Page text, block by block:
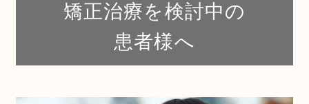
矯正治療を検討中の
患者様へ